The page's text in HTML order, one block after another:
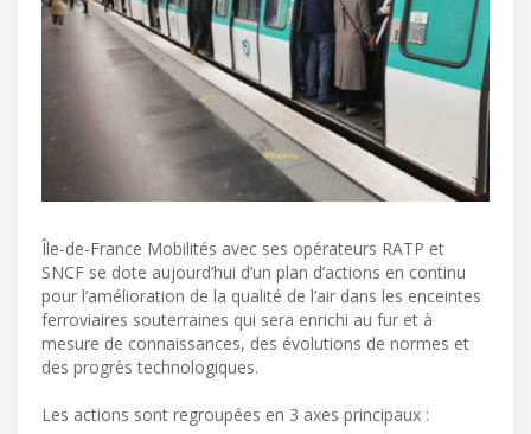
Île-de-France Mobilités avec ses opérateurs RATP et
SNCF se dote aujourd’hui d’un plan d’actions en continu
pour l’amélioration de la qualité de l’air dans les enceintes
ferroviaires souterraines qui sera enrichi au fur et à
mesure de connaissances, des évolutions de normes et
des progrès technologiques.
Les actions sont regroupées en 3 axes principaux :